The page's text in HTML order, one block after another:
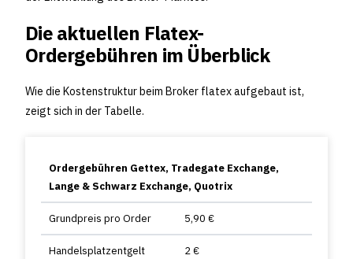
Die aktuellen Flatex-
Ordergebühren im Überblick
Wie die Kostenstruktur beim Broker flatex aufgebaut ist,
zeigt sich in der Tabelle.
Ordergebühren Gettex, Tradegate Exchange,
Lange & Schwarz Exchange, Quotrix
Grundpreis pro Order 5,90 €
Handelsplatzentgelt 2 €